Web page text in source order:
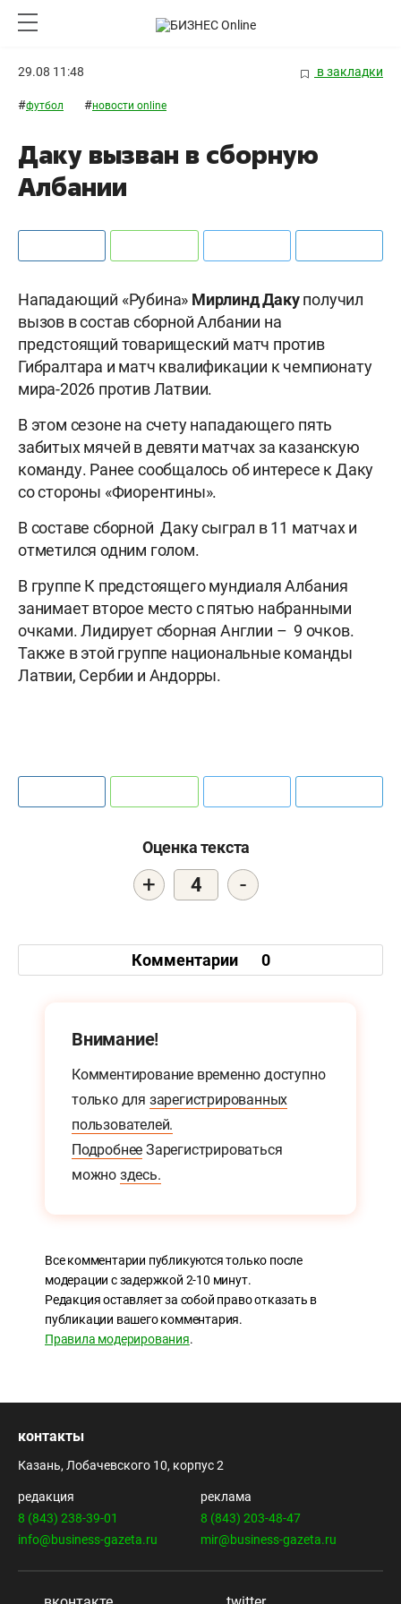
29.08 11:48 в закладки
#футбол #новости online
Даку вызван в сборную
Албании
Нападающий «Рубина» Мирлинд Дакуполучил
вызов в состав сборной Албании на
предстоящий товарищеский матч против
Гибралтара и матч квалификации к чемпионату
мира-2026 против Латвии.
В этом сезоне на счету нападающего пять
забитых мячей в девяти матчах за казанскую
команду. Ранее сообщалось об интересе к Даку
со стороны «Фиорентины».
В составе сборной Даку сыграл в 11 матчах и
отметился одним голом.
В группе К предстоящего мундиаля Албания
занимает второе место с пятью набранными
очками. Лидирует сборная Англии – 9 очков.
Также в этой группе национальные команды
Латвии, Сербии и Андорры.
Оценка текста
+ 4 -
Комментарии 0
Внимание!
Комментирование временно доступно
только для зарегистрированных
пользователей.
Подробнее Зарегистрироваться
можно здесь.
Все комментарии публикуются только после
модерации с задержкой 2-10 минут.
Редакция оставляет за собой право отказать в
публикации вашего комментария.
Правила модерирования.
контакты
Казань, Лобачевского 10, корпус 2
редакция
8 (843) 238-39-01
info@business-gazeta.ru
реклама
8 (843) 203-48-47
mir@business-gazeta.ru